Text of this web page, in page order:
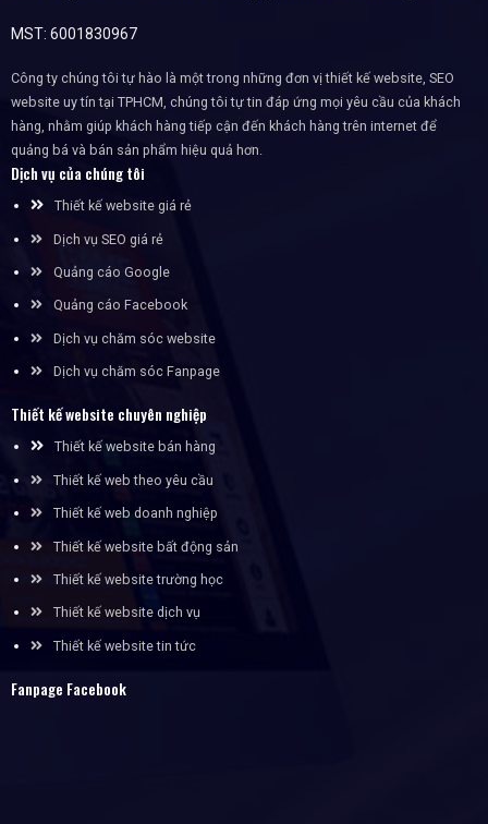
MST: 6001830967
Công ty chúng tôi tự hào là một trong những đơn vị thiết kế website, SEO
website uy tín tại TPHCM, chúng tôi tự tin đáp ứng mọi yêu cầu của khách
hàng, nhằm giúp khách hàng tiếp cận đến khách hàng trên internet để
quảng bá và bán sản phẩm hiệu quả hơn.
Dịch vụ của chúng tôi
Thiết kế website giá rẻ
Dịch vụ SEO giá rẻ
Quảng cáo Google
Quảng cáo Facebook
Dịch vụ chăm sóc website
Dịch vụ chăm sóc Fanpage
Thiết kế website chuyên nghiệp
Thiết kế website bán hàng
Thiết kế web theo yêu cầu
Thiết kế web doanh nghiệp
Thiết kế website bất động sản
Thiết kế website trường học
Thiết kế website dịch vụ
Thiết kế website tin tức
Fanpage Facebook